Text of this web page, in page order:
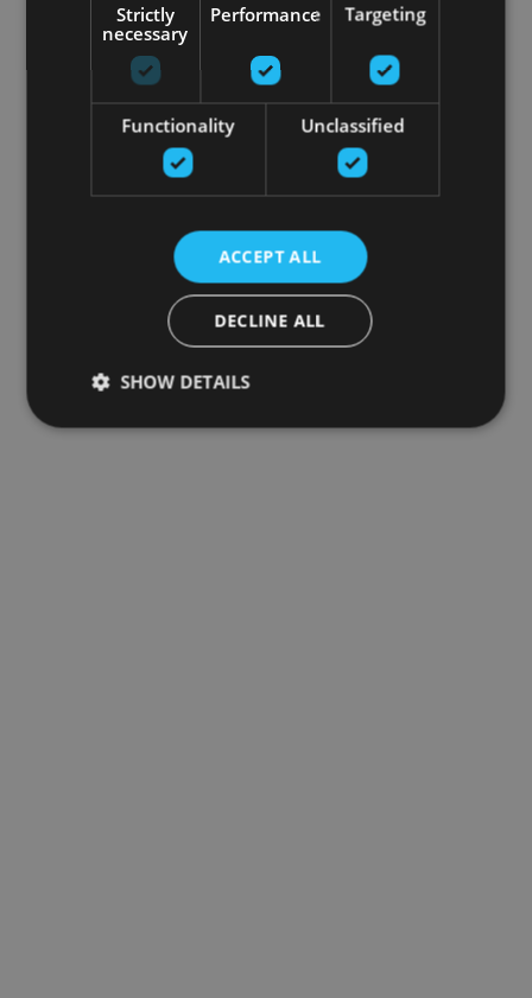
Strictly
necessary
Performance Targeting
Functionality Unclassified
ACCEPT ALL
DECLINE ALL
SHOW DETAILS